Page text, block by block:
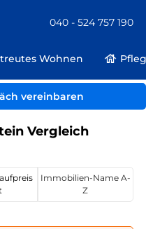
040 - 524 757 190
Wohnen
vereinbaren
Deutschland
Vergleich
Immobilien-Name A-
Z